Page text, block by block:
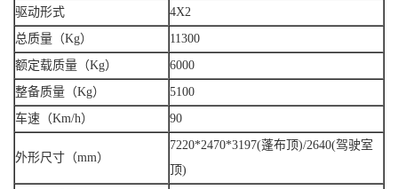
驱动形式
4X2
总质量（Kg）
11300
额定载质量（Kg）
6000
整备质量（Kg）
5100
车速（Km/h）
90
外形尺寸（mm）
7220*2470*3197(蓬布顶)/2640(驾驶室
顶)